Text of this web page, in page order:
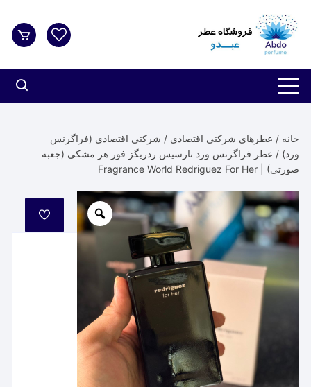
شدن
خانه / عطرهای شرکتی اقتصادی / شرکتی اقتصادی (فراگرنس
ورد) / عطر فراگرنس ورد نارسیس ردریگز فور هر مشکی (جعبه
صورتی) | Fragrance World Redriguez For Her
مورد
علاقه